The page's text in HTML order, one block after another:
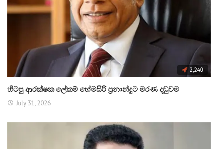
2,240
හිටපු ආරක්ෂක ලේකම් හේමසිරි ප්‍රනාන්දුට මරණ දඬුවම
July 31, 2026